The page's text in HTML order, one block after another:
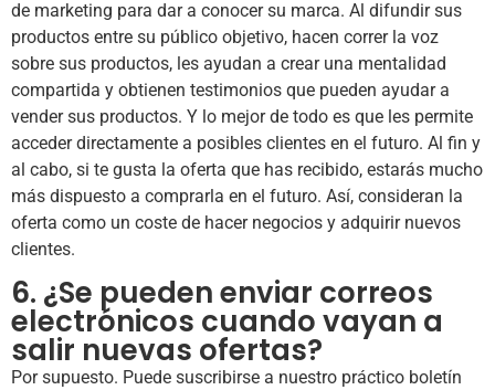
de marketing para dar a conocer su marca. Al difundir sus
productos entre su público objetivo, hacen correr la voz
sobre sus productos, les ayudan a crear una mentalidad
compartida y obtienen testimonios que pueden ayudar a
vender sus productos. Y lo mejor de todo es que les permite
acceder directamente a posibles clientes en el futuro. Al fin y
al cabo, si te gusta la oferta que has recibido, estarás mucho
más dispuesto a comprarla en el futuro. Así, consideran la
oferta como un coste de hacer negocios y adquirir nuevos
clientes.
6. ¿Se pueden enviar correos
electrónicos cuando vayan a
salir nuevas ofertas?
Por supuesto. Puede suscribirse a nuestro práctico boletín